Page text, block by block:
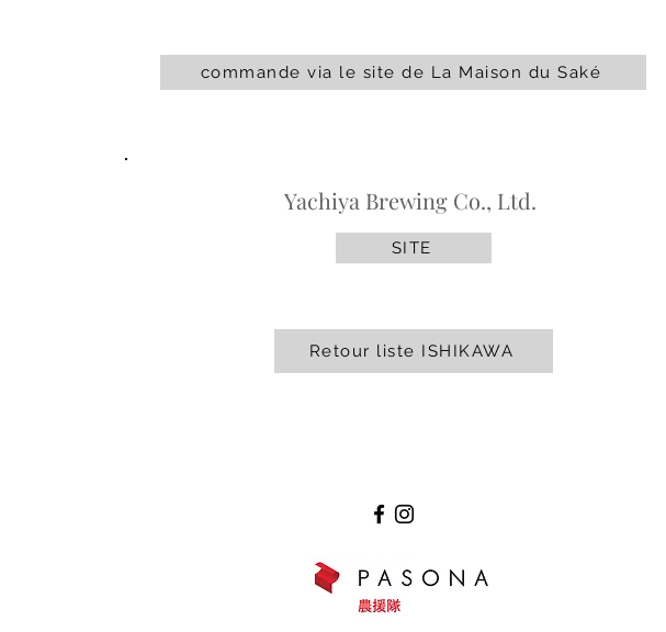
commande via le site de La Maison du Saké
Yachiya Brewing Co., Ltd.
SITE
Retour liste ISHIKAWA